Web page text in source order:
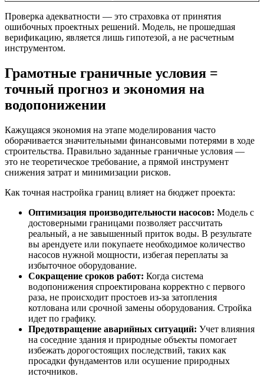
Проверка адекватности — это страховка от принятия
ошибочных проектных решений. Модель, не прошедшая
верификацию, является лишь гипотезой, а не расчетным
инструментом.
Грамотные граничные условия =
точный прогноз и экономия на
водопонижении
Кажущаяся экономия на этапе моделирования часто
оборачивается значительными финансовыми потерями в ходе
строительства. Правильно заданные граничные условия —
это не теоретическое требование, а прямой инструмент
снижения затрат и минимизации рисков.
Как точная настройка границ влияет на бюджет проекта:
Оптимизация производительности насосов: Модель с
достоверными границами позволяет рассчитать
реальный, а не завышенный приток воды. В результате
вы арендуете или покупаете необходимое количество
насосов нужной мощности, избегая переплаты за
избыточное оборудование.
Сокращение сроков работ: Когда система
водопонижения спроектирована корректно с первого
раза, не происходит простоев из-за затопления
котлована или срочной замены оборудования. Стройка
идет по графику.
Предотвращение аварийных ситуаций: Учет влияния
на соседние здания и природные объекты помогает
избежать дорогостоящих последствий, таких как
просадки фундаментов или осушение природных
источников.